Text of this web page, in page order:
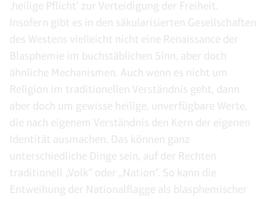
‚heilige Pflicht‘ zur Verteidigung der Freiheit.
Insofern gibt es in den säkularisierten Gesellschaften
des Westens vielleicht nicht eine Renaissance der
Blasphemie im buchstäblichen Sinn, aber doch
ähnliche Mechanismen. Auch wenn es nicht um
Religion im traditionellen Verständnis geht, dann
aber doch um gewisse heilige, unverfügbare Werte,
die nach eigenem Verständnis den Kern der eigenen
Identität ausmachen. Das können ganz
unterschiedliche Dinge sein, auf der Rechten
traditionell „Volk“ oder „Nation“. So kann die
Entweihung der Nationalflagge als blasphemischer